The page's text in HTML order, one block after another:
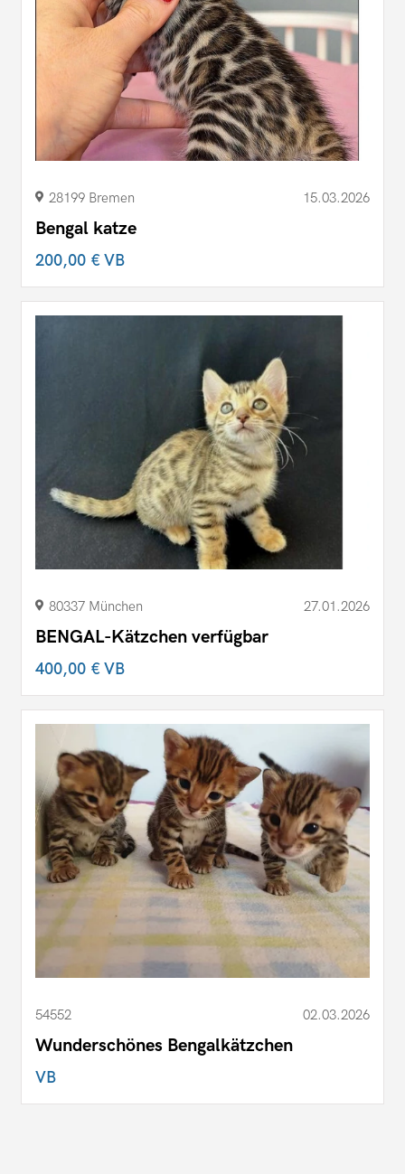
28199 Bremen 15.03.2026
Bengal katze
200,00 €VB
80337 München 27.01.2026
BENGAL-Kätzchen verfügbar
400,00 €VB
54552 02.03.2026
Wunderschönes Bengalkätzchen
VB